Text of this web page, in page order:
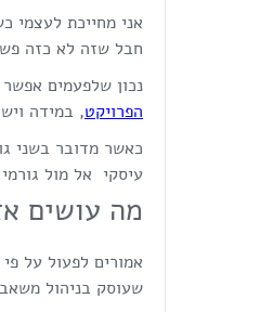
אני מחייכת לעצמי
חבל שזה לא כזה
נכון שלפעמים
הפרויקט, במידה
כאשר מדובר בשני
עיסקי אל מול
מה עושים
אמורים לפעול על
שעוסק בניהול משאבי האנוש